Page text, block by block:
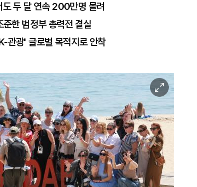
두 달 연속 200만명 몰려
한 범정부 총력전 결실
관광' 글로벌 목적지로 안착
이
미
지
확
대